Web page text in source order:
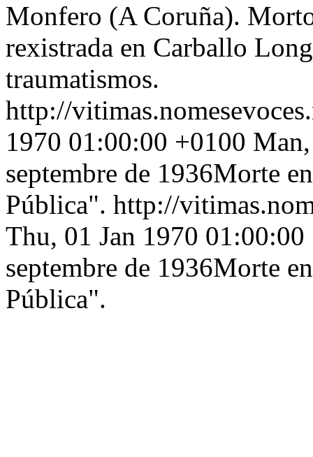
Monfero (A Coruña).
rexistrada en Carballo
traumatismos.
http://
1970 01:00:00 +0100
septembre de 1936Morte
Pública". http://
Thu, 01 Jan 1970 01:00:00
septembre de 1936Morte
Pública".